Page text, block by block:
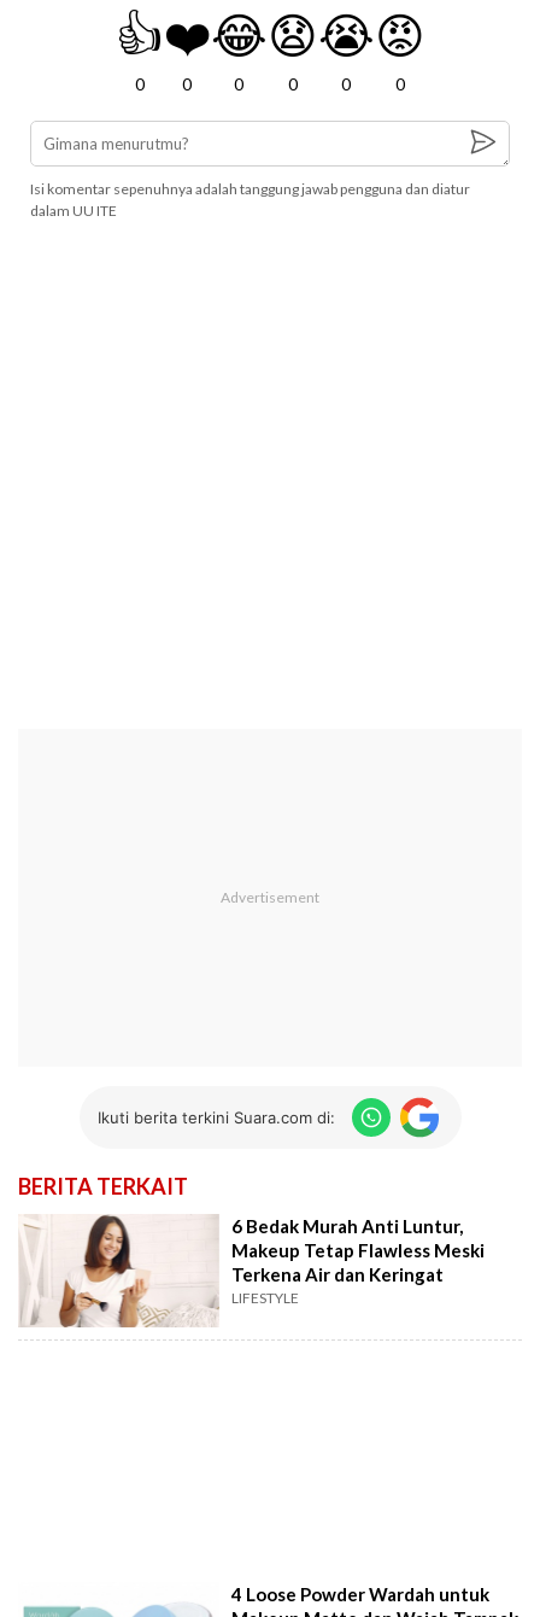
👍
0
❤️
0
😂
0
😧
0
😭
0
😡
0
Isi komentar sepenuhnya adalah tanggung jawab pengguna dan diatur
dalam UU ITE
Ikuti berita terkini Suara.com di:
BERITA TERKAIT
6 Bedak Murah Anti Luntur,
Makeup Tetap Flawless Meski
Terkena Air dan Keringat
LIFESTYLE
4 Loose Powder Wardah untuk